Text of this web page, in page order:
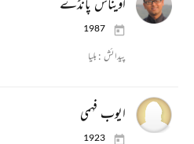
1987
پیدائش : بلیا
ایوب فہمی
1923